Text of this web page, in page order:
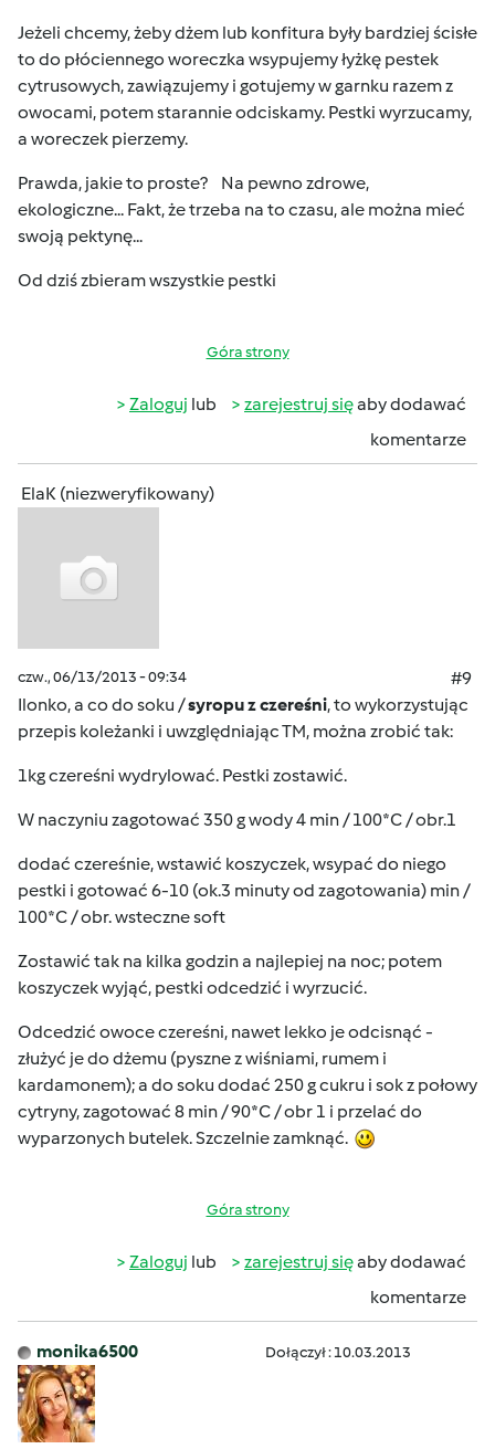
Jeżeli chcemy, żeby dżem lub konfitura były bardziej ścisłe
to do płóciennego woreczka wsypujemy łyżkę pestek
cytrusowych, zawiązujemy i gotujemy w garnku razem z
owocami, potem starannie odciskamy. Pestki wyrzucamy,
a woreczek pierzemy.
Prawda, jakie to proste?
Na pewno zdrowe,
ekologiczne... Fakt, że trzeba na to czasu, ale można mieć
swoją pektynę...
Od dziś zbieram wszystkie pestki
Góra strony
Zaloguj lub zarejestruj sięaby dodawać
komentarze
ElaK (niezweryfikowany)
czw., 06/13/2013 - 09:34
#9
Ilonko, a co do soku /syropu z czereśni, to wykorzystując
przepis koleżanki i uwzględniając TM, można zrobić tak:
1kg czereśni wydrylować. Pestki zostawić.
W naczyniu zagotować 350 g wody 4 min / 100*C / obr.1
dodać czereśnie, wstawić koszyczek, wsypać do niego
pestki i gotować 6-10 (ok.3 minuty od zagotowania) min /
100*C / obr. wsteczne soft
Zostawić tak na kilka godzin a najlepiej na noc; potem
koszyczek wyjąć, pestki odcedzić i wyrzucić.
Odcedzić owoce czereśni, nawet lekko je odcisnąć -
złużyć je do dżemu (pyszne z wiśniami, rumem i
kardamonem); a do soku dodać 250 g cukru i sok z połowy
cytryny, zagotować 8 min / 90*C / obr 1 i przelać do
wyparzonych butelek. Szczelnie zamknąć.
Góra strony
Zaloguj lub zarejestruj sięaby dodawać
komentarze
monika6500 Dołączył : 10.03.2013